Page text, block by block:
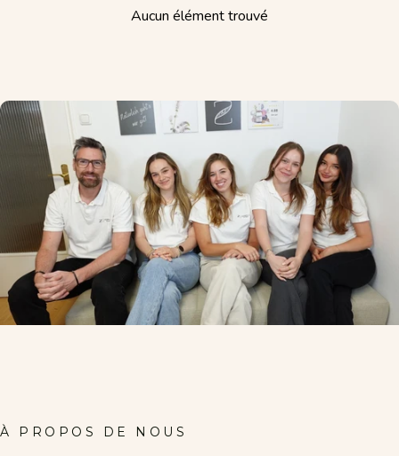
Aucun élément trouvé
À PROPOS DE NOUS